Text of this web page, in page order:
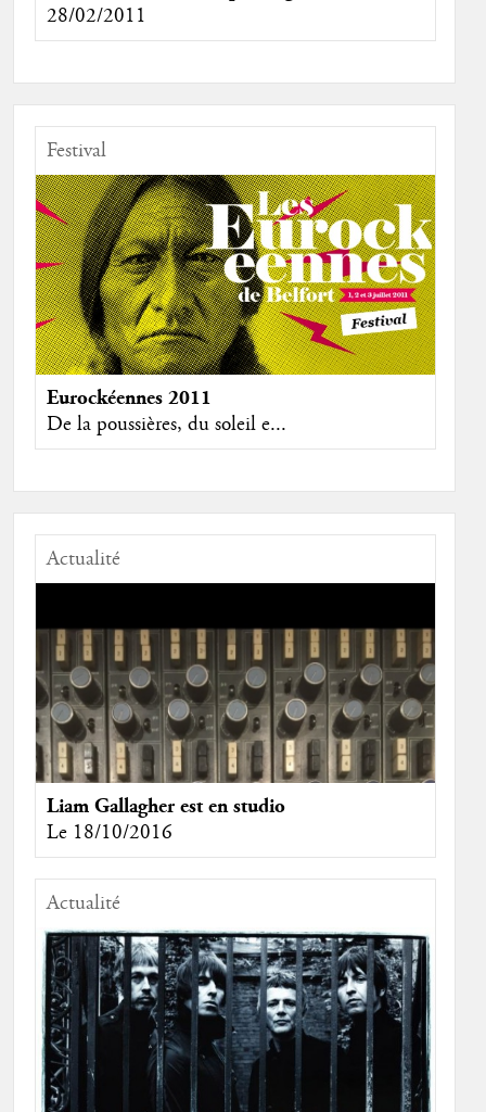
28/02/2011
Festival
Eurockéennes 2011
De la poussières, du soleil e...
Actualité
Liam Gallagher est en studio
Le 18/10/2016
Actualité